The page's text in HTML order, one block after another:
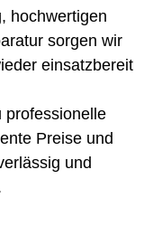
hochwertigen
sorgen wir
einsatzbereit
Preise und
und